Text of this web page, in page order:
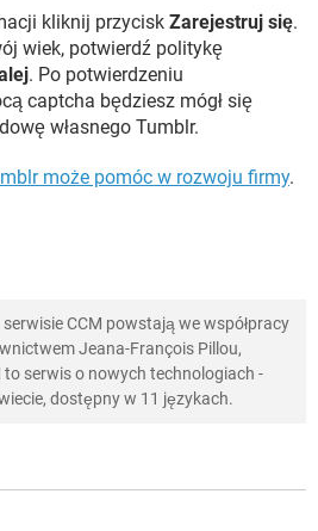
kliknij przycisk Zarejestruj się.
wiek, potwierdź politykę
. Po potwierdzeniu
captcha będziesz mógł się
własnego Tumblr.
może pomóc w rozwoju firmy.
CCM powstają we współpracy
Jeana-François Pillou,
to serwis o nowych technologiach -
dostępny w 11 językach.